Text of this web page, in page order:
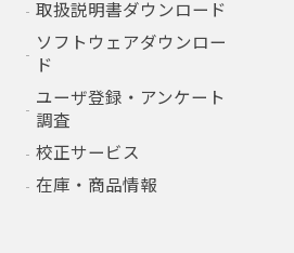
取扱説明書ダウンロード
ソフトウェアダウンロー
ド
ユーザ登録・アンケート
調査
校正サービス
在庫・商品情報